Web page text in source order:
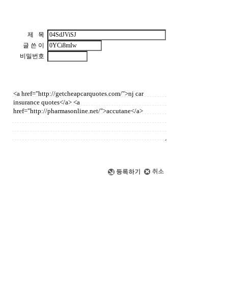
제 목
글 쓴 이
비밀번호